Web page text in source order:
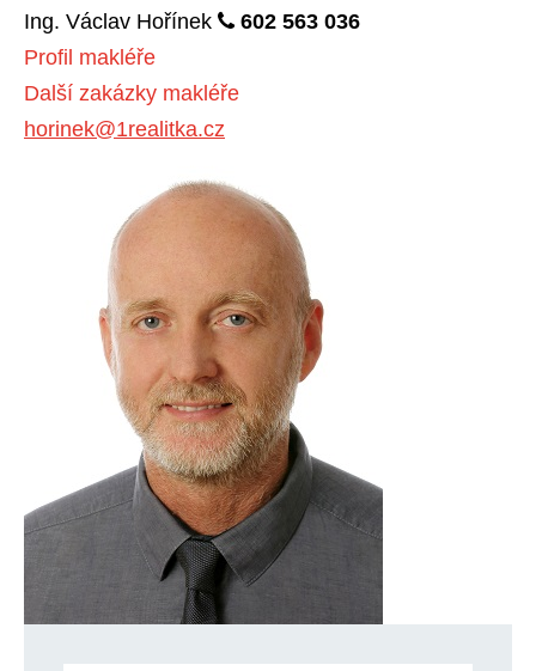
Ing. Václav Hořínek
602 563 036
Profil makléře
Další zakázky makléře
horinek@1realitka.cz